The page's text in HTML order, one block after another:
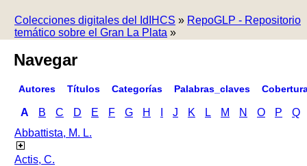
Colecciones digitales del IdIHCS » RepoGLP - Repositorio
temático sobre el Gran La Plata »
Navegar
Autores Títulos Categorías Palabras_claves
A B C D E F G H J K L M N O P
Q
Abbattista, M. L.
Actis, C.